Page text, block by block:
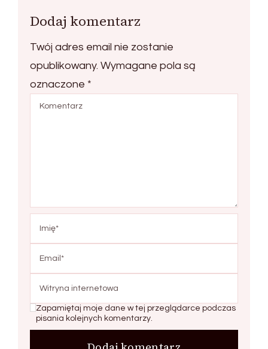
Dodaj komentarz
Twój adres email nie zostanie
opublikowany. Wymagane pola są
oznaczone *
Zapamiętaj moje dane w tej przeglądarce podczas
pisania kolejnych komentarzy.